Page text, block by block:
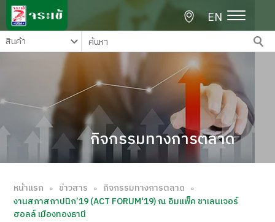
EN
กิจกรรมทางการตลาด
หน้าแรก ∘ ข่าวสาร ∘ กิจกรรมทางการตลาด ∘
งานสภาสถาปนิก’19 (ACT FORUM'19) ณ อิมแพ็ค ชาเลนเจอร์
ฮอลล์ เมืองทองธานี